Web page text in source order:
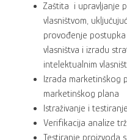
Zaštita i upravljanje
vlasništvom,
provođenje
vlasništva i izradu
intelektualnim
Izrada marketinškog
marketinškog plana
Istraživanje i
Verifikacija analize
Testiranje proizvoda